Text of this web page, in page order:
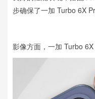
步确保了一加 Turbo 6X
影像方面，一加 Turbo 6X